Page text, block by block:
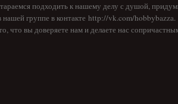
подходить к нашему делу с душой,
группе в контакте http://vk.com/hobbybazza .
что вы доверяете нам и делаете нас